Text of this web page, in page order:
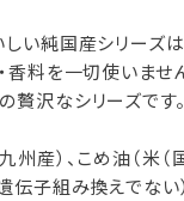
い純国産シリーズは
香料を一切使いませ
贅沢なシリーズです。
州産）、こめ油（米（
伝子組み換えでない）